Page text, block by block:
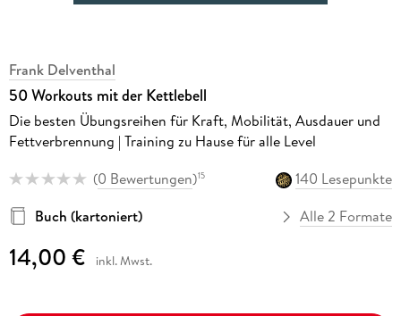
Frank Delventhal
50 Workouts mit der Kettlebell
Die besten Übungsreihen für Kraft, Mobilität, Ausdauer und
Fettverbrennung | Training zu Hause für alle Level
(0 Bewertungen)15
140 Lesepunkte
Buch (kartoniert)
Alle 2 Formate
14,00 € inkl. Mwst.